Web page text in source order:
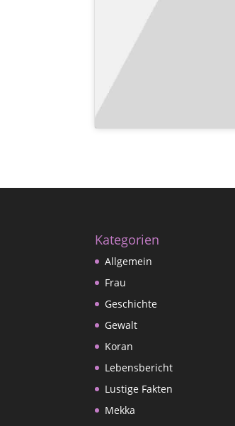
Kategorien
Allgemein
Frau
Geschichte
Gewalt
Koran
Lebensbericht
Lustige Fakten
Mekka